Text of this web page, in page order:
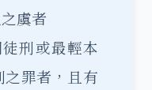
虞者
刑或最輕本
罪者，且有